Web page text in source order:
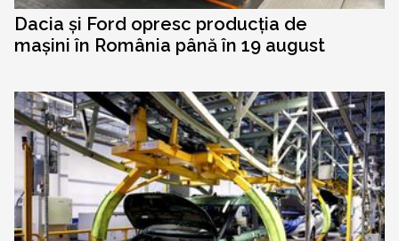
Dacia și Ford opresc producția de
mașini în România până în 19 august